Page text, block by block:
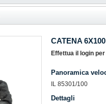
CATENA
Effettua il login
Panoramica
IL 85301/100
Dettagli